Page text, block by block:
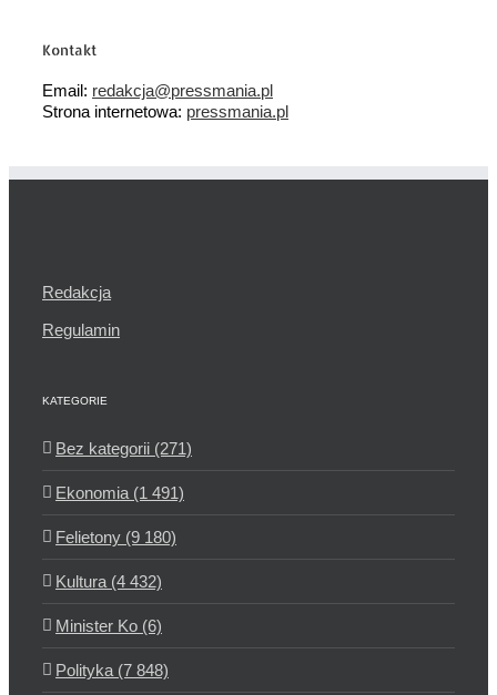
Kontakt
Email: redakcja@pressmania.pl
Strona internetowa: pressmania.pl
Redakcja
Regulamin
KATEGORIE
Bez kategorii (271)
Ekonomia (1 491)
Felietony (9 180)
Kultura (4 432)
Minister Ko (6)
Polityka (7 848)